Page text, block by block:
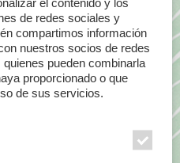
los 12 años) suelen
siempre bajo
con una
en hígado y/o riñón);
orales(el famoso
el contenido y los
de redes sociales y
compartimos información
nuestros socios de redes
pueden combinarla
proporcionado o que
de sus servicios.